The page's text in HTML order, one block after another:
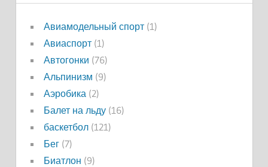
Авиамодельный спорт(1)
Авиаспорт(1)
Автогонки (76)
Альпинизм (9)
Аэробика (2)
Балет на льду(16)
баскетбол(121)
Бег(7)
Биатлон (9)